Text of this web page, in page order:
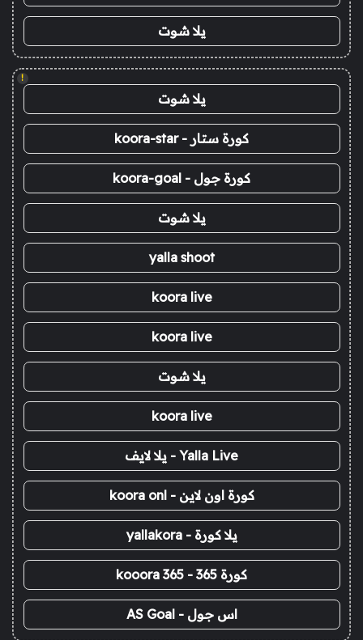
يلا شوت
!
يلا شوت
كورة ستار - koora-star
كورة جول - koora-goal
يلا شوت
yalla shoot
koora live
koora live
يلا شوت
koora live
Yalla Live - يلا لايف
كورة اون لاين - koora onl
يلا كورة - yallakora
كورة 365 - kooora 365
اس جول - AS Goal